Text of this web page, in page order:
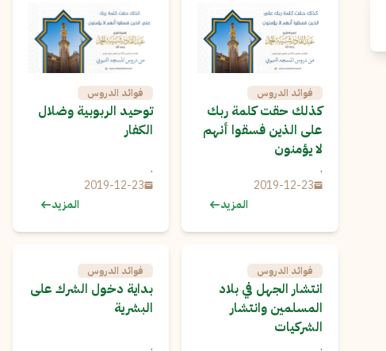
فوائد الدروس
كذلك حقت كلمة ربك
على الذين فسقوا أنهم
لا يؤمنون
.
2019-12-23
المزيد
فوائد الدروس
توحيد الربوبية وضلال
الكفار
.
2019-12-23
المزيد
فوائد الدروس
انتشار الجهل في بلاد
المسلمين وانتشار
الشركيات
.
فوائد الدروس
بداية دخول الشرك على
البشرية
.